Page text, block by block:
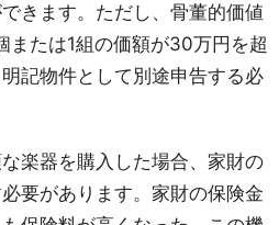
きます。ただし、骨董的価値
または1組の価額が30万円を超
記物件として別途申告する必
楽器を購入した場合、家財の
要があります。家財の保険金